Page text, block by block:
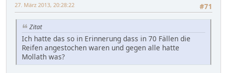
#71
27. März 2013, 20:28:22
Zitat
Ich hatte das so in Erinnerung dass in 70 Fällen die
Reifen angestochen waren und gegen alle hatte
Mollath was?